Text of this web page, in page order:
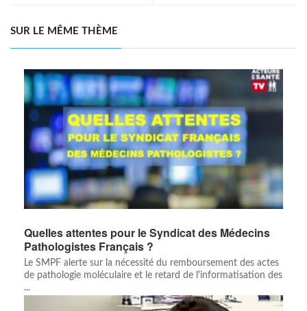
SUR LE MÊME THÈME
Quelles attentes pour le Syndicat des Médecins
Pathologistes Français ?
Le SMPF alerte sur la nécessité du remboursement des actes
de pathologie moléculaire et le retard de l'informatisation des
...